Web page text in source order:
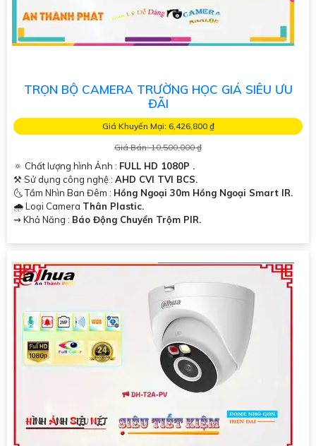
TRỌN BỘ CAMERA TRƯỜNG HỌC GIÁ SIÊU ƯU
ĐÃI
Giá Khuyến Mại: 6,426,800 ₫
Giá Bán: 10,500,000 ₫
🔅 Chất lượng hình Ảnh : FULL HD 1080P .
⚒ Sử dụng công nghệ : AHD CVI TVI BCS.
🌜 Tầm Nhìn Ban Đêm : Hồng Ngoại 30m Hồng Ngoại Smart IR.
🌧️ Loại Camera Thân Plastic.
️⇝ Khả Năng : Báo Động Chuyển Trộm PIR.